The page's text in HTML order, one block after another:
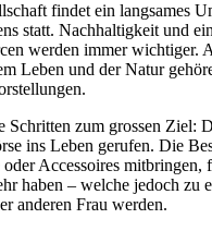
findet ein langsames
statt. Nachhaltigkeit und
werden immer wichtiger.
Leben und der Natur
Schritten zum grossen Ziel:
ins Leben gerufen. Die
Accessoires mitbringen,
haben – welche jedoch zu
anderen Frau werden.